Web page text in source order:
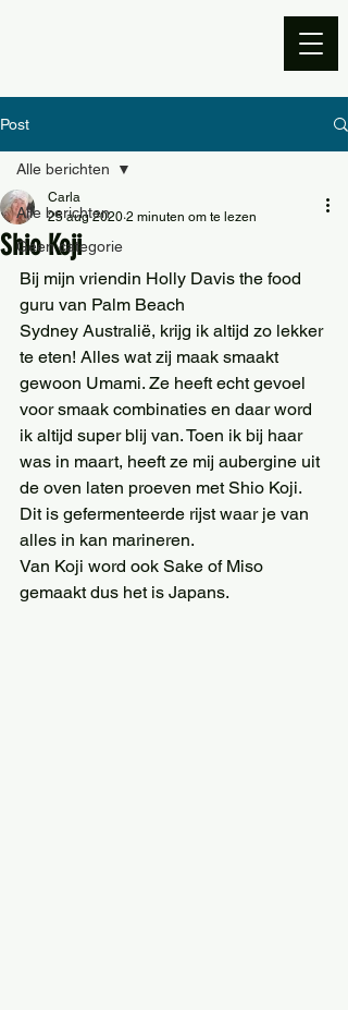
Post
Alle berichten
Geen categorie
Alle berichten
Shio Koji
Carla
25 aug 2020 2 minuten om te lezen
Bij mijn vriendin Holly Davis the food
guru van Palm Beach
Sydney Australië, krijg ik altijd zo lekker
te eten! Alles wat zij maak smaakt
gewoon Umami. Ze heeft echt gevoel
voor smaak combinaties en daar word
ik altijd super blij van. Toen ik bij haar
was in maart, heeft ze mij aubergine uit
de oven laten proeven met Shio Koji.
Dit is gefermenteerde rijst waar je van
alles in kan marineren.
Van Koji word ook Sake of Miso
gemaakt dus het is Japans.